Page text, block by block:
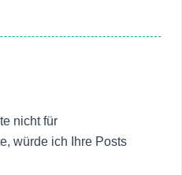
nicht für
würde ich Ihre Posts